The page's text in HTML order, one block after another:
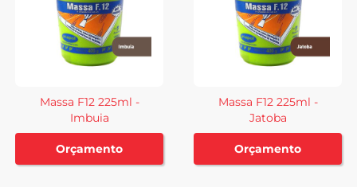
Massa F12 225ml -
Imbuia
Orçamento
Massa F12 225ml -
Jatoba
Orçamento